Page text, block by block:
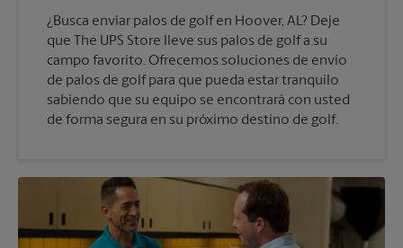
¿Busca enviar palos de golf en Hoover, AL? Deje
que The UPS Store lleve sus palos de golf a su
campo favorito. Ofrecemos soluciones de envío
de palos de golf para que pueda estar tranquilo
sabiendo que su equipo se encontrará con usted
de forma segura en su próximo destino de golf.